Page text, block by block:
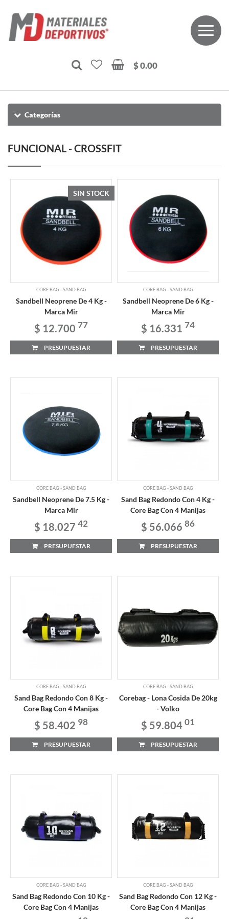
$ 0.00
Categorías
FUNCIONAL - CROSSFIT
SIN STOCK
CORE BAG - SAND BAG
Sandbell Neoprene De 4 Kg -
Marca Mir
$ 12.700 77
PRESUPUESTAR
CORE BAG - SAND BAG
Sandbell Neoprene De 6 Kg -
Marca Mir
$ 16.331 74
PRESUPUESTAR
CORE BAG - SAND BAG
Sandbell Neoprene De 7.5 Kg -
Marca Mir
$ 18.027 42
PRESUPUESTAR
CORE BAG - SAND BAG
Sand Bag Redondo Con 4 Kg -
Core Bag Con 4 Manijas
$ 56.066 86
PRESUPUESTAR
CORE BAG - SAND BAG
Sand Bag Redondo Con 8 Kg -
Core Bag Con 4 Manijas
$ 58.402 98
PRESUPUESTAR
CORE BAG - SAND BAG
Corebag - Lona Cosida De 20kg
- Volko
$ 59.804 01
PRESUPUESTAR
CORE BAG - SAND BAG
Sand Bag Redondo Con 10 Kg -
Core Bag Con 4 Manijas
CORE BAG - SAND BAG
Sand Bag Redondo Con 12 Kg -
Core Bag Con 4 Manijas